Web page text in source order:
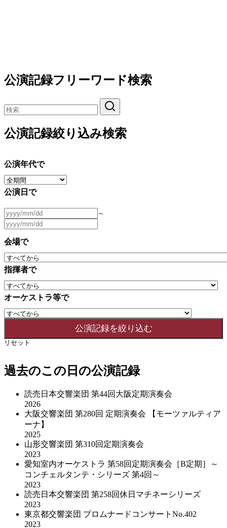
公演記録フリーワード検索
公演記録絞り込み検索
公演年代で
公演日で
～
会場で
指揮者で
オーケストラ等で
リセット
過去のこの日の公演記録
読売日本交響楽団 第44回大阪定期演奏会
2026
大阪交響楽団 第280回 定期演奏会 【モーツァルティア
ーナ】
2025
山形交響楽団 第310回定期演奏会
2023
愛知室内オーケストラ 第58回定期演奏会［B定期］～
コンチェルタンテ・シリーズ 第4回～
2023
読売日本交響楽団 第258回休日マチネーシリーズ
2023
東京都交響楽団 プロムナードコンサートNo.402
2023